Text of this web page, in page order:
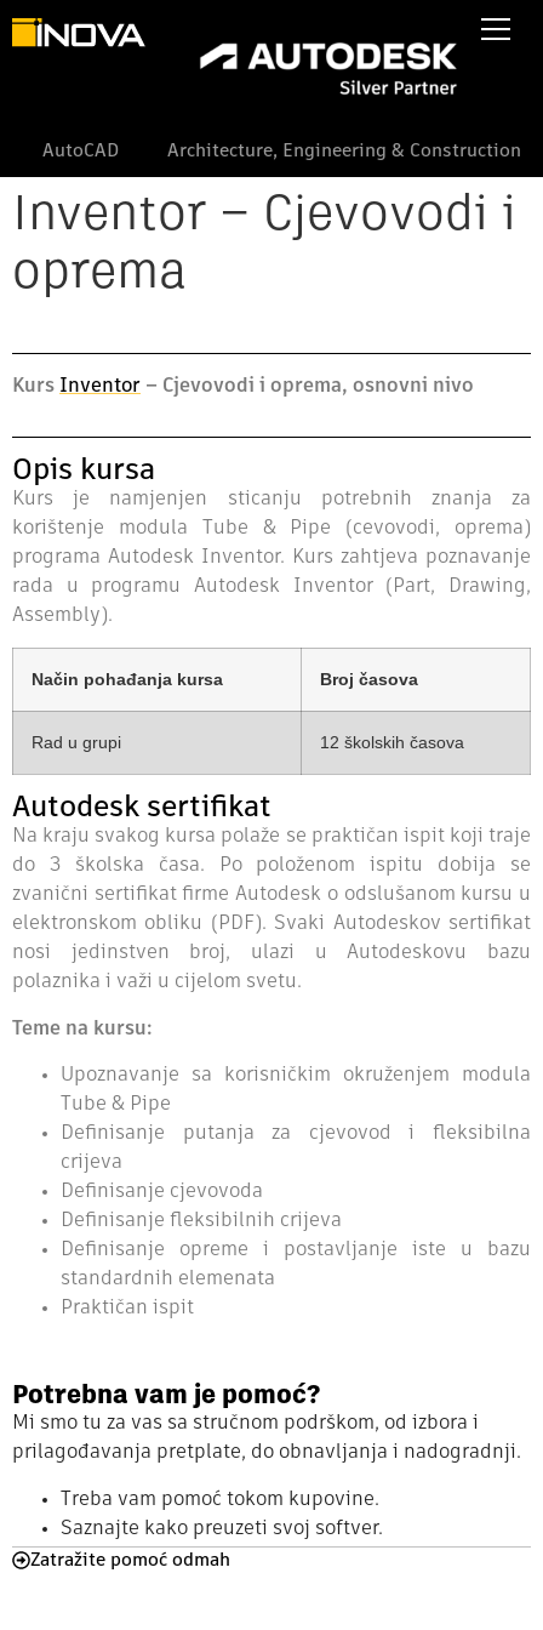
AutoCAD Architecture, Engineering & Construction
Inventor – Cjevovodi i
oprema
Kurs Inventor – Cjevovodi i oprema, osnovni nivo
Opis kursa
Kurs je namjenjen sticanju potrebnih znanja za
korištenje modula Tube & Pipe (cevovodi, oprema)
programa Autodesk Inventor. Kurs zahtjeva poznavanje
rada u programu Autodesk Inventor (Part, Drawing,
Assembly).
Način pohađanja kursa Broj časova
Rad u grupi 12 školskih časova
Autodesk sertifikat
Na kraju svakog kursa polaže se praktičan ispit koji traje
do 3 školska časa. Po položenom ispitu dobija se
zvanični sertifikat firme Autodesk o odslušanom kursu u
elektronskom obliku (PDF). Svaki Autodeskov sertifikat
nosi jedinstven broj, ulazi u Autodeskovu bazu
polaznika i važi u cijelom svetu.
Teme na kursu:
Upoznavanje sa korisničkim okruženjem modula
Tube & Pipe
Definisanje putanja za cjevovod i fleksibilna
crijeva
Definisanje cjevovoda
Definisanje fleksibilnih crijeva
Definisanje opreme i postavljanje iste u bazu
standardnih elemenata
Praktičan ispit
Potrebna vam je pomoć?
Mi smo tu za vas sa stručnom podrškom, od izbora i
prilagođavanja pretplate, do obnavljanja i nadogradnji.
Treba vam pomoć tokom kupovine.
Saznajte kako preuzeti svoj softver.
Zatražite pomoć odmah